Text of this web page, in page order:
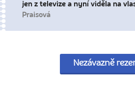
jen z televize a nyní viděla na
Praisová
Nezávazně